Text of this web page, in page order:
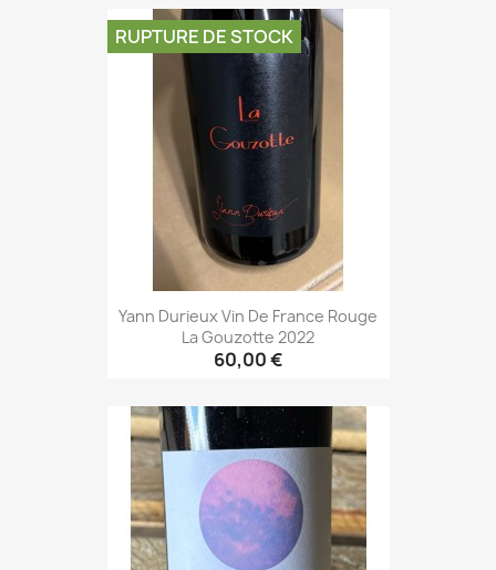
Yann Durieux Vin De France Rouge
La Gouzotte 2022
60,00 €
RUPTURE DE STOCK